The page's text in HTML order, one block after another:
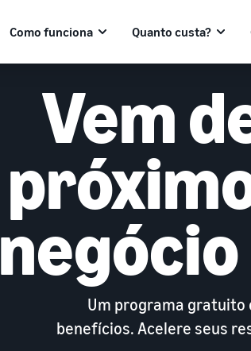
Como funciona Quanto custa?
Vem
Um programa gratuito
benefícios. Acelere seus